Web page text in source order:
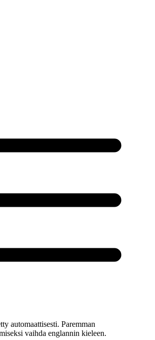
automaattisesti. Paremman
vaihda englannin kieleen.